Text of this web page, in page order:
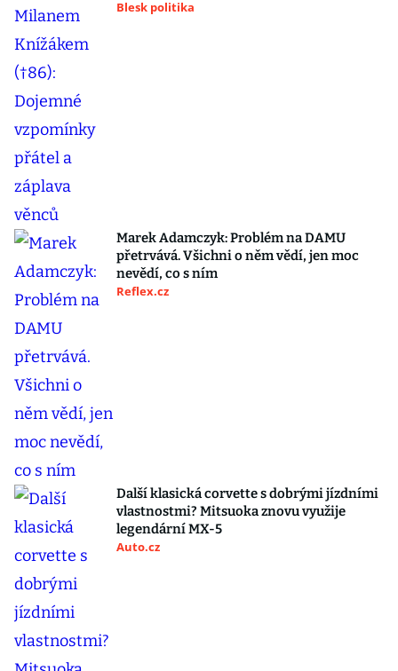
Blesk politika
Marek Adamczyk: Problém na DAMU
přetrvává. Všichni o něm vědí, jen moc
nevědí, co s ním
Reflex.cz
Další klasická corvette s dobrými jízdními
vlastnostmi? Mitsuoka znovu využije
legendární MX-5
Auto.cz